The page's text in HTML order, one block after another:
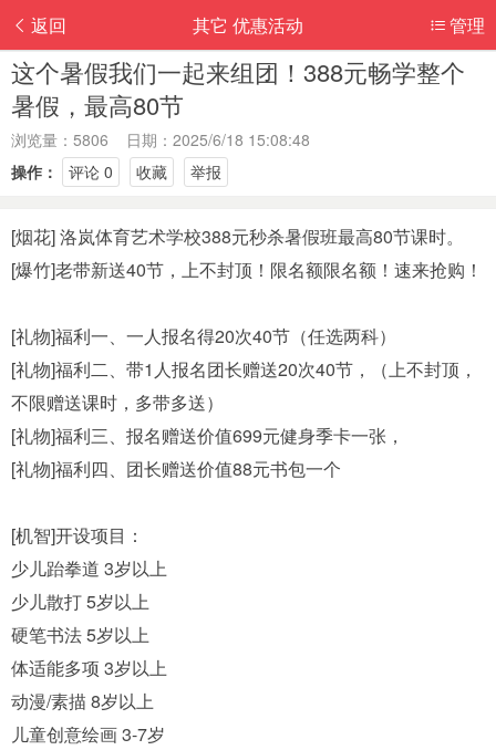
返回 管理
其它 优惠活动
这个暑假我们一起来组团！388元畅学整个
暑假，最高80节
浏览量：5806 日期：2025/6/18 15:08:48
操作：
评论 0 收藏 举报
[烟花] 洛岚体育艺术学校388元秒杀暑假班最高80节课时。
[爆竹]老带新送40节，上不封顶！限名额限名额！速来抢购！
[礼物]福利一、一人报名得20次40节（任选两科）
[礼物]福利二、带1人报名团长赠送20次40节，（上不封顶，
不限赠送课时，多带多送）
[礼物]福利三、报名赠送价值699元健身季卡一张，
[礼物]福利四、团长赠送价值88元书包一个
[机智]开设项目：
少儿跆拳道 3岁以上
少儿散打 5岁以上
硬笔书法 5岁以上
体适能多项 3岁以上
动漫/素描 8岁以上
儿童创意绘画 3-7岁